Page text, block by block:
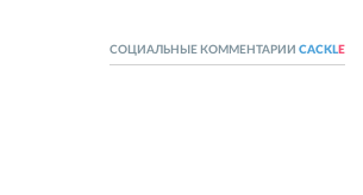
СОЦИАЛЬНЫЕ КОММЕНТАРИИ CACKL E